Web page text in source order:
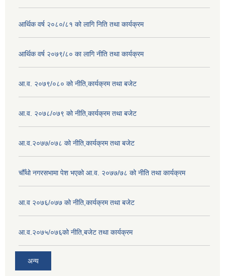
आर्थिक वर्ष २०८०/८१ को लागि निति तथा कार्यक्रम
आर्थिक वर्ष २०७९/८० का लागि नीति तथा कार्यक्रम
आ.व. २०७९/०८० को नीति,कार्यक्रम तथा बजेट
आ.व. २०७८/०७९ को नीति,कार्यक्रम तथा बजेट
आ.व.२०७७/०७८ को नीति,कार्यक्रम तथा बजेट
चौँथो नगरसभामा पेश भएको आ.व. २०७७/७८ को नीति तथा कार्यक्रम
आ.व २०७६/०७७ को नीति,कार्यक्रम तथा बजेट
आ.व.२०७५/०७६को नीति,बजेट तथा कार्यक्रम
अन्य